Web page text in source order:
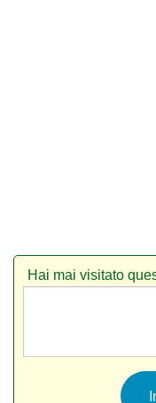
Hai mai visitato